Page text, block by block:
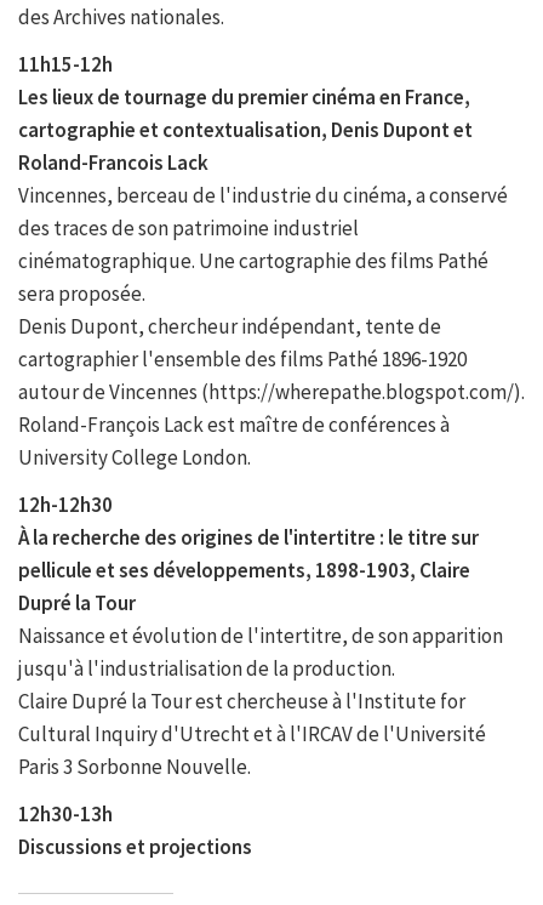
des Archives nationales.
11h15-12h
Les lieux de tournage du premier cinéma en France,
cartographie et contextualisation, Denis Dupont et
Roland-Francois Lack
Vincennes, berceau de l'industrie du cinéma, a conservé
des traces de son patrimoine industriel
cinématographique. Une cartographie des films Pathé
sera proposée.
Denis Dupont, chercheur indépendant, tente de
cartographier l'ensemble des films Pathé 1896-1920
autour de Vincennes (https://wherepathe.blogspot.com/).
Roland-François Lack est maître de conférences à
University College London.
12h-12h30
À la recherche des origines de l'intertitre : le titre sur
pellicule et ses développements, 1898-1903, Claire
Dupré la Tour
Naissance et évolution de l'intertitre, de son apparition
jusqu'à l'industrialisation de la production.
Claire Dupré la Tour est chercheuse à l'Institute for
Cultural Inquiry d'Utrecht et à l'IRCAV de l'Université
Paris 3 Sorbonne Nouvelle.
12h30-13h
Discussions et projections